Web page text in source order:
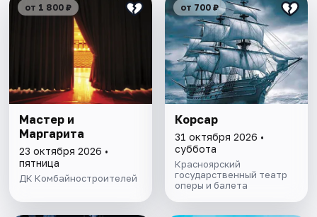
от 1 800 ₽
Мастер и
Маргарита
23 октября 2026 •
пятница
ДК Комбайностроителей
от 700 ₽
Корсар
31 октября 2026 •
суббота
Красноярский
государственный театр
оперы и балета